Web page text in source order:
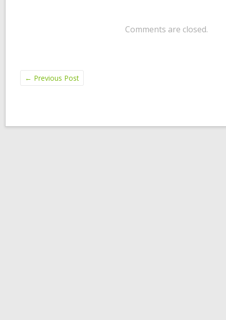
Comments are closed.
← Previous Post